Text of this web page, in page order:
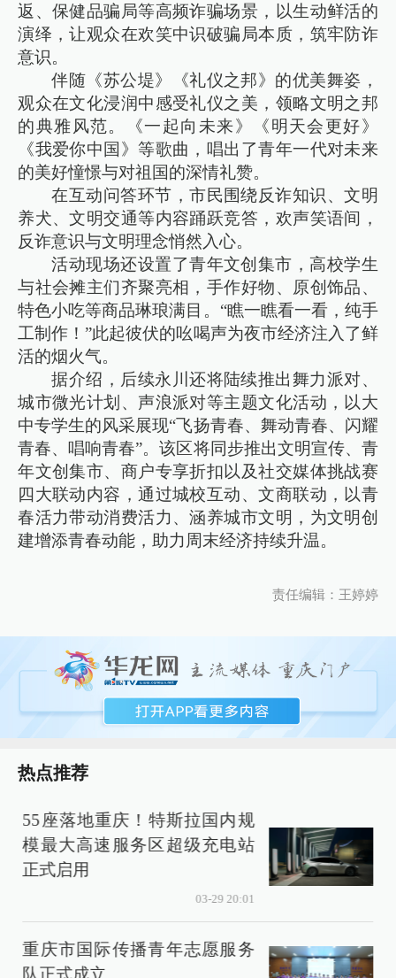
返、保健品骗局等高频诈骗场景，以生动鲜活的
演绎，让观众在欢笑中识破骗局本质，筑牢防诈
意识。
伴随《苏公堤》《礼仪之邦》的优美舞姿，
观众在文化浸润中感受礼仪之美，领略文明之邦
的典雅风范。《一起向未来》《明天会更好》
《我爱你中国》等歌曲，唱出了青年一代对未来
的美好憧憬与对祖国的深情礼赞。
在互动问答环节，市民围绕反诈知识、文明
养犬、文明交通等内容踊跃竞答，欢声笑语间，
反诈意识与文明理念悄然入心。
活动现场还设置了青年文创集市，高校学生
与社会摊主们齐聚亮相，手作好物、原创饰品、
特色小吃等商品琳琅满目。“瞧一瞧看一看，纯手
工制作！”此起彼伏的吆喝声为夜市经济注入了鲜
活的烟火气。
据介绍，后续永川还将陆续推出舞力派对、
城市微光计划、声浪派对等主题文化活动，以大
中专学生的风采展现“飞扬青春、舞动青春、闪耀
青春、唱响青春”。该区将同步推出文明宣传、青
年文创集市、商户专享折扣以及社交媒体挑战赛
四大联动内容，通过城校互动、文商联动，以青
春活力带动消费活力、涵养城市文明，为文明创
建增添青春动能，助力周末经济持续升温。
责任编辑：王婷婷
热点推荐
55座落地重庆！特斯拉国内规
模最大高速服务区超级充电站
正式启用
03-29 20:01
重庆市国际传播青年志愿服务
队正式成立